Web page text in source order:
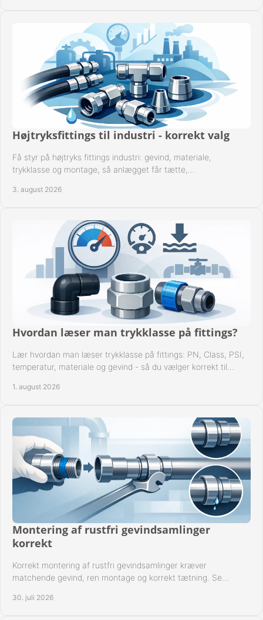
Højtryksfittings til industri - korrekt valg
Få styr på højtryks fittings industri: gevind, materiale,
trykklasse og montage, så anlægget får tætte,
3. august 2026
Hvordan læser man trykklasse på fittings?
Lær hvordan man læser trykklasse på fittings: PN, Class, PSI,
temperatur, materiale og gevind - så du vælger korrekt til
1. august 2026
Montering af rustfri gevindsamlinger
korrekt
Korrekt montering af rustfri gevindsamlinger kræver
matchende gevind, ren montage og korrekt tætning. Se
30. juli 2026